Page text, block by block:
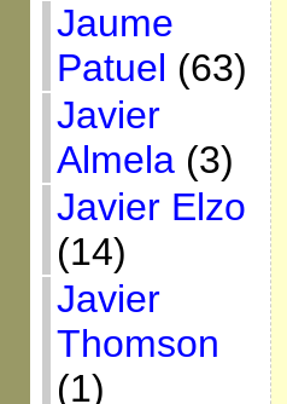
Jaume
Patuel (63)
Javier
Almela(3)
Javier Elzo
(14)
Javier
Thomson
(1)